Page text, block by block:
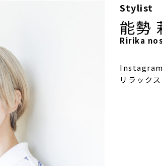
Stylist
能勢
Ririka
リラック